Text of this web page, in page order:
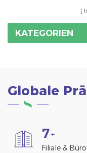
KATEGORIEN
Globale
7+
Filiale & Büro